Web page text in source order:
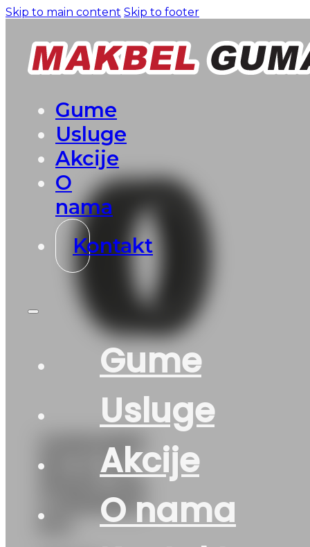
Skip to main content Skip to footer
Gume
Usluge
Akcije
O
nama
Kontakt
Gume
Usluge
Akcije
O nama
G225/40R18
92Y XL FR
3 SEMPERIT
EVc